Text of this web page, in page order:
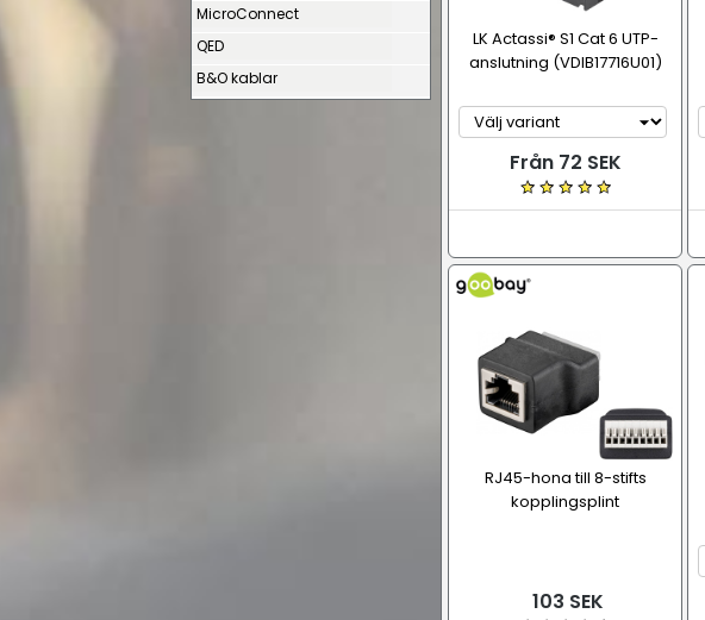
MicroConnect
QED
B&O kablar
LK Actassi® S1 Cat 6 UTP-
anslutning (VDIB17716U01)
Från 72 SEK
RJ45-hona till 8-stifts
kopplingsplint
103 SEK